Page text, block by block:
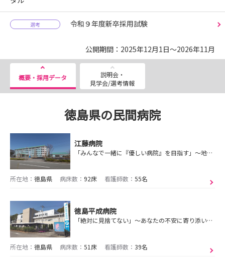
選考 令和９年度新卒採用試験
公開期間：2025年12月1日～2026年11月
概要・採用データ
説明会・
見学会/選考情報
徳島県の民間病院
江藤病院
「みんなで一緒に『優しい病院』を目指す」～地域に寄り添い、質の高い医療と福祉を提供します～
所在地： 徳島県 病床数： 92床 看護師数： 55名
徳島平成病院
「絶対に見捨てない」～あなたの不安に寄り添い、質の高い医療と福祉を提供します～
所在地： 徳島県 病床数： 51床 看護師数： 39名